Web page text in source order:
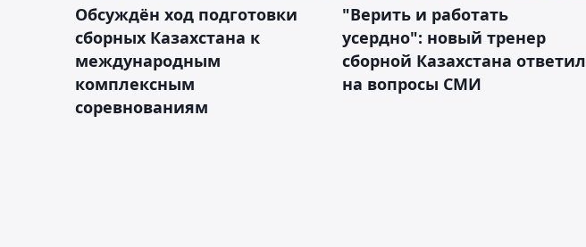
Обсуждён ход подготовки
сборных Казахстана к
международным
комплексным
соревнованиям
"Верить и работать
усердно": новый тренер
сборной Казахстана ответил
на вопросы СМИ